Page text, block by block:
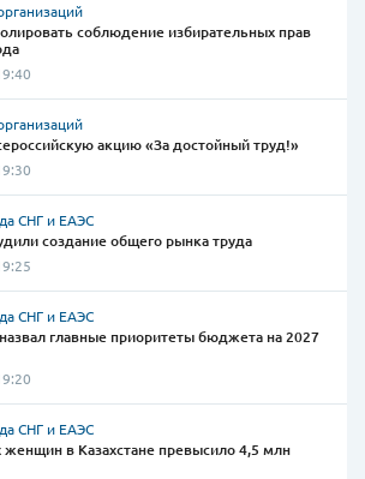
соблюдение избирательных прав
акцию «За достойный труд!»
СНГ и ЕАЭС
создание общего рынка труда
СНГ и ЕАЭС
главные приоритеты бюджета на 2027
СНГ и ЕАЭС
в Казахстане превысило 4,5 млн